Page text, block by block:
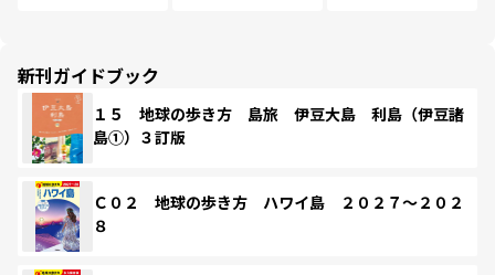
新刊ガイドブック
１５ 地球の歩き方 島旅 伊豆大島 利島（伊豆諸
島①）３訂版
Ｃ０２ 地球の歩き方 ハワイ島 ２０２７～２０２
８